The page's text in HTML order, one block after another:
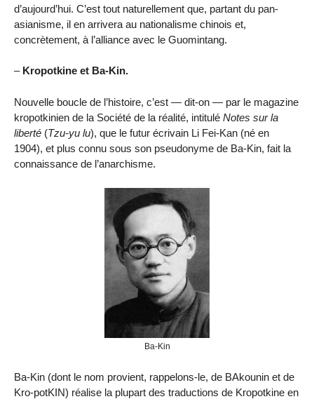
d’aujourd’hui. C’est tout naturellement que, partant du pan-
asianisme, il en arrivera au nationalisme chinois et,
concrètement, à l’alliance avec le Guomintang.
– Kropotkine et Ba-Kin.
Nouvelle boucle de l’histoire, c’est — dit-on — par le magazine
kropotkinien de la Société de la réalité, intitulé Notes sur la
liberté (Tzu-yu lu), que le futur écrivain Li Fei-Kan (né en
1904), et plus connu sous son pseudonyme de Ba-Kin, fait la
connaissance de l’anarchisme.
Ba-Kin
Ba-Kin (dont le nom provient, rappelons-le, de BAkounin et de
Kro-potKIN) réalise la plupart des traductions de Kropotkine en